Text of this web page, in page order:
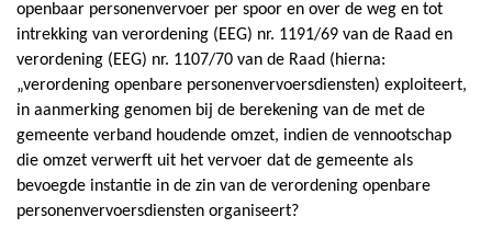
openbaar personenvervoer per spoor en over de weg en tot
intrekking van verordening (EEG) nr. 1191/69 van de Raad en
verordening (EEG) nr. 1107/70 van de Raad (hierna:
„verordening openbare personenvervoersdiensten) exploiteert,
in aanmerking genomen bij de berekening van de met de
gemeente verband houdende omzet, indien de vennootschap
die omzet verwerft uit het vervoer dat de gemeente als
bevoegde instantie in de zin van de verordening openbare
personenvervoersdiensten organiseert?